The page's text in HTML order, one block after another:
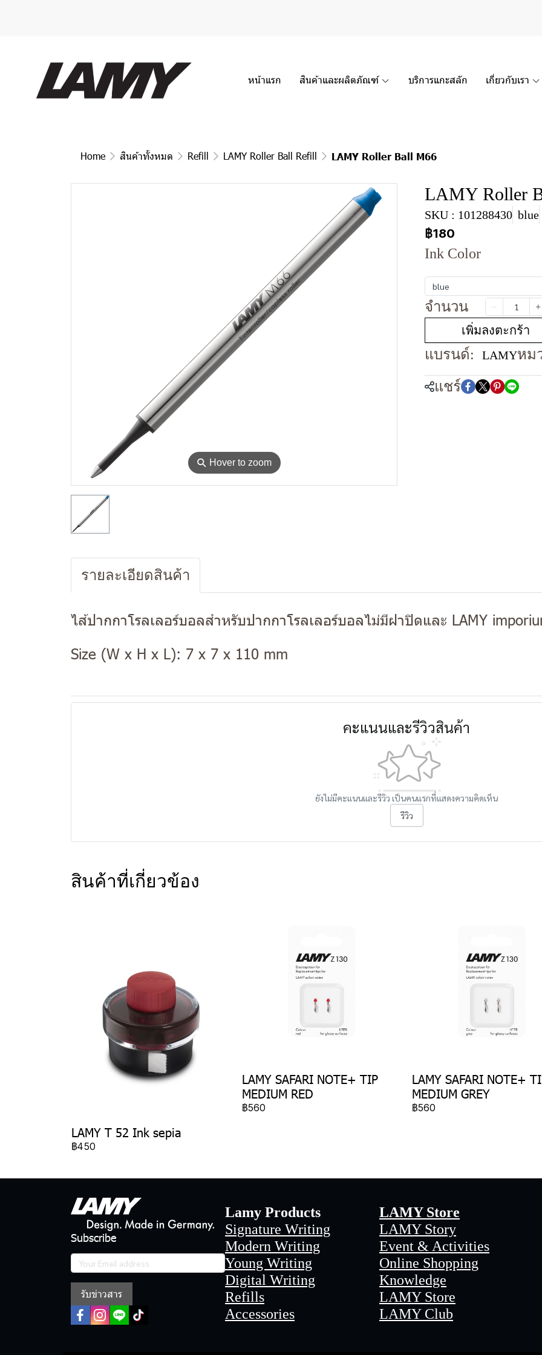
หน้าแรก สินค้าและผลิตภัณฑ์ บริการแกะสลัก เกี่ยวกับเรา
Home สินค้าทั้งหมด Refill LAMY Roller Ball Refill LAMY Roller Ball M66
⚲ Hover to zoom
LAMY Roller
SKU : 101288430 blue
฿180
Ink Color
blue
จำนวน
เพิ่มลงตะกร้า
แบรนด์: LAMYหม
แชร์
รายละเอียดสินค้า
ไส้ปากกาโรลเลอร์บอลสำหรับปากกาโรลเลอร์บอลไม่มีฝาปิดและ LAMY
Size (W x H x L): 7 x 7 x 110 mm
คะแนนและรีวิวสินค้า
ยังไม่มีคะแนนและรีวิว เป็นคนแรกที่แสดงความคิดเห็น
รีวิว
สินค้าที่เกี่ยวข้อง
LAMY T 52 Ink sepia
฿450
LAMY SAFARI NOTE+ TIP
MEDIUM RED
฿560
LAMY SAFARI NOTE+
MEDIUM GREY
฿560
Subscribe
รับข่าวสาร
Lamy Products
Signature Writing
Modern Writing
Young Writing
Digital Writing
Refills
Accessories
LAMY Store
LAMY Story
Event & Activities
Online Shopping
Knowledge
LAMY Store
LAMY Club